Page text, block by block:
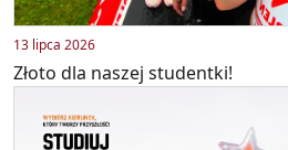
13 lipca 2026
Złoto dla naszej studentki!